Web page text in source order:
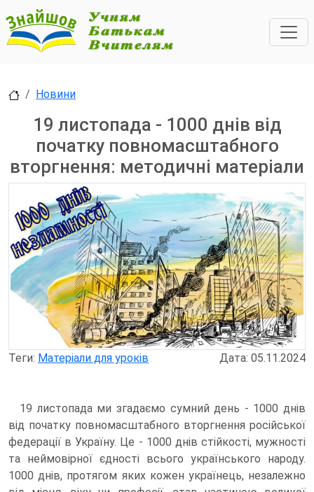
Новини
19 листопада - 1000 днів від
початку повномасштабного
вторгнення: методичні матеріали
Теги: Матеріали для уроків Дата: 05.11.2024
19 листопада ми згадаємо сумний день - 1000 днів
від початку повномасштабного вторгнення російської
федерації в Україну. Це - 1000 днів стійкості, мужності
та неймовірної єдності всього українського народу.
1000 днів, протягом яких кожен українець, незалежно